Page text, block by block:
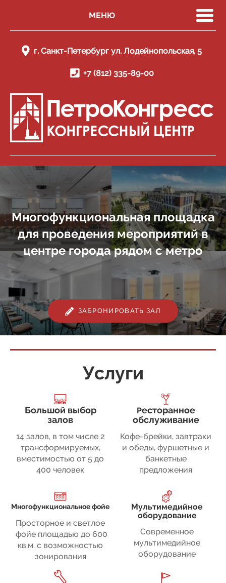
МЕНЮ
г. Санкт-Петербург ул. Лодейнопольская, 5
+7 (812) 335-89-00
Многофункциональная площадка
для проведения мероприятий в
центре города рядом с метро
ЗАБРОНИРОВАТЬ ЗАЛ
Услуги
Большой выбор
залов
14 залов, в том числе 2
трансформируемых,
вместимостью от 5 до
400 человек
Ресторанное
обслуживание
Кофе-брейки, завтраки
и обеды, фуршетные и
банкетные
предложения
Многофункциональное фойе
Просторное и светлое
фойе площадью до 600
кв.м. с возможностью
зонирования
Мультимедийное
оборудование
Современное
мультимедийное
оборудование